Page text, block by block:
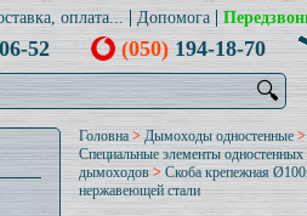
оплата... Допомога
52 (050)194-18-70
🔍
Головна > Дымоходы одностенные >
Специальные элементы одностенных
дымоходов > Скоба крепежная
нержавеющей стали